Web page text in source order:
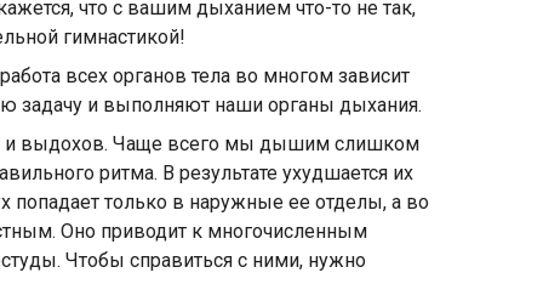
что с вашим дыханием что-то не так,
гимнастикой!
всех органов тела во многом зависит
задачу и выполняют наши органы дыхания.
и выдохов. Чаще всего мы дышим слишком
ритма. В результате ухудшается их
попадает только в наружные ее отделы, а во
Оно приводит к многочисленным
Чтобы справиться с ними, нужно